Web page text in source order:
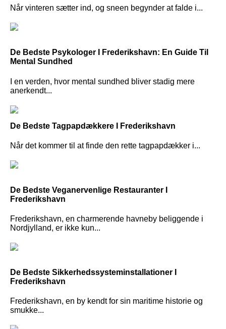
Når vinteren sætter ind, og sneen begynder at falde i...
De Bedste Psykologer I Frederikshavn: En Guide Til
Mental Sundhed
I en verden, hvor mental sundhed bliver stadig mere
anerkendt...
De Bedste Tagpapdækkere I Frederikshavn
Når det kommer til at finde den rette tagpapdækker i...
De Bedste Veganervenlige Restauranter I
Frederikshavn
Frederikshavn, en charmerende havneby beliggende i
Nordjylland, er ikke kun...
De Bedste Sikkerhedssysteminstallationer I
Frederikshavn
Frederikshavn, en by kendt for sin maritime historie og
smukke...